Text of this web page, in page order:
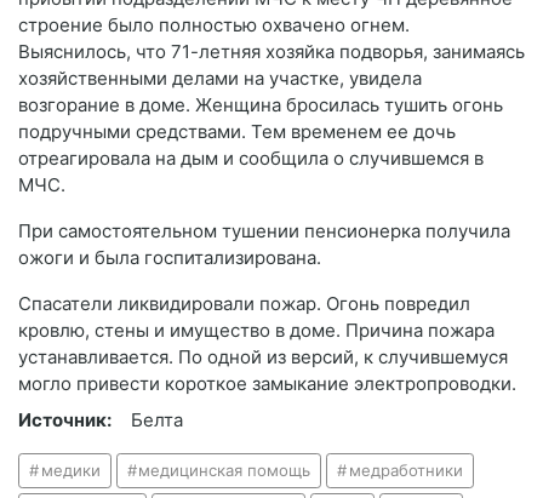
строение было полностью охвачено огнем.
Выяснилось, что 71-летняя хозяйка подворья, занимаясь
хозяйственными делами на участке, увидела
возгорание в доме. Женщина бросилась тушить огонь
подручными средствами. Тем временем ее дочь
отреагировала на дым и сообщила о случившемся в
МЧС.
При самостоятельном тушении пенсионерка получила
ожоги и была госпитализирована.
Спасатели ликвидировали пожар. Огонь повредил
кровлю, стены и имущество в доме. Причина пожара
устанавливается. По одной из версий, к случившемуся
могло привести короткое замыкание электропроводки.
Источник:
Белта
медики медицинская помощь медработники